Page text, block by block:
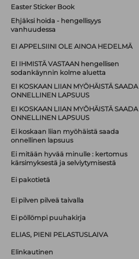
Easter Sticker Book
Ehjäksi hoida - hengellisyys
vanhuudessa
EI APPELSIINI OLE AINOA HEDELMÄ
EI IHMISTÄ VASTAAN hengellisen
sodankäynnin kolme aluetta
EI KOSKAAN LIIAN MYÖHÄISTÄ SAADA
ONNELLINEN LAPSUUS
EI KOSKAAN LIIAN MYÖHÄISTÄ SAADA
ONNELLINEN LAPSUUS
Ei koskaan liian myöhäistä saada
onnellinen lapsuus
Ei mitään hyvää minulle : kertomus
kärsimyksestä ja selviytymisestä
Ei pakotietä
Ei pilven pilveä taivalla
Ei pöllömpi puuhakirja
ELIAS, PIENI PELASTUSLAIVA
Elinkautinen